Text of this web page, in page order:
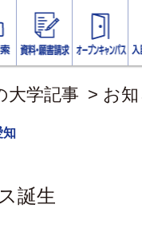
大学記事 > お
誕生